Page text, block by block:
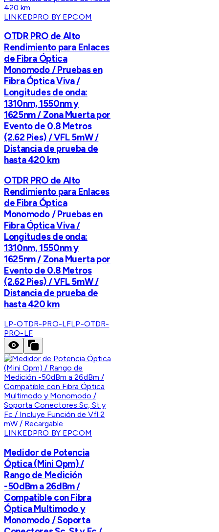
LINKEDPRO BY EPCOM
OTDR PRO de Alto
Rendimiento para Enlaces
de Fibra Óptica
Monomodo / Pruebas en
Fibra Óptica Viva /
Longitudes de onda:
1310nm, 1550nm y
1625nm / Zona Muerta por
Evento de 0.8 Metros
(2.62 Pies) / VFL 5mW /
Distancia de prueba de
hasta 420 km
OTDR PRO de Alto
Rendimiento para Enlaces
de Fibra Óptica
Monomodo / Pruebas en
Fibra Óptica Viva /
Longitudes de onda:
1310nm, 1550nm y
1625nm / Zona Muerta por
Evento de 0.8 Metros
(2.62 Pies) / VFL 5mW /
Distancia de prueba de
hasta 420 km
LP-OTDR-PRO-LFLP-OTDR-
PRO-LF
LINKEDPRO BY EPCOM
Medidor de Potencia
Óptica (Mini Opm) /
Rango de Medición
-50dBm a 26dBm /
Compatible con Fibra
Óptica Multimodo y
Monomodo / Soporta